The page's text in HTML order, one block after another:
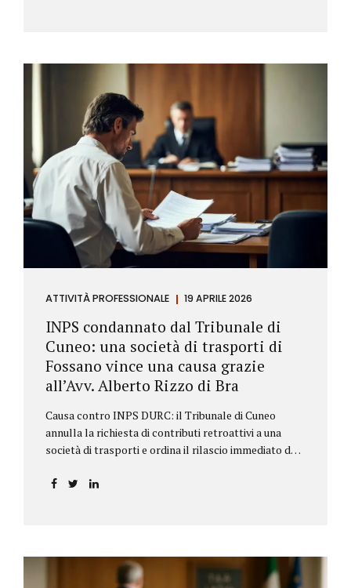
ATTIVITÀ PROFESSIONALE 19 APRILE 2026
INPS condannato dal Tribunale di
Cuneo: una società di trasporti di
Fossano vince una causa grazie
all’Avv. Alberto Rizzo di Bra
Causa contro INPS DURC: il Tribunale di Cuneo
annulla la richiesta di contributi retroattivi a una
società di trasporti e ordina il rilascio immediato del